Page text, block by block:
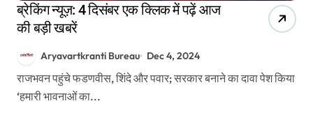
ब्रेकिंग न्यूज़: 4 दिसंबर एक क्लिक में पढ़ें आज
की बड़ी खबरें
Aryavartkranti Bureau Dec 4, 2024
राजभवन पहुंचे फडणवीस, शिंदे और पवार; सरकार बनाने का दावा पेश किया
‘हमारी भावनाओं का...